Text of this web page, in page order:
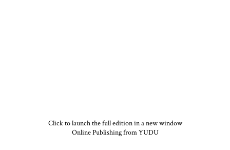
Click to launch the full edition in a new window
Online Publishing from YUDU